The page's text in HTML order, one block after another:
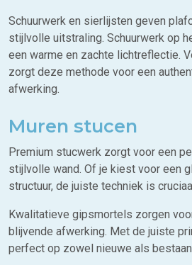
Schuurwerk en sierlijsten geven
stijlvolle uitstraling. Schuurwerk op
een warme en zachte lichtreflectie.
zorgt deze methode voor een
afwerking.
Muren stucen
Premium stucwerk zorgt voor een
stijlvolle wand. Of je kiest voor een
structuur, de juiste techniek is
Kwalitatieve gipsmortels zorgen
blijvende afwerking. Met de juiste
perfect op zowel nieuwe als